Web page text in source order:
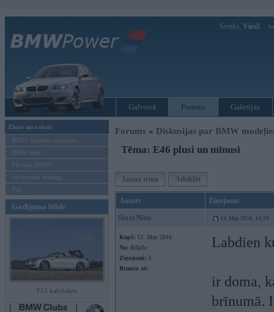
Sveiks, Viesi!
Galvenā Forums Galerijas
Ziņas un raksti
BMW modeļu jaunumi
BMW testi
Mēneša BMW
Sērijveida tūnings
Vel...
Gadījuma bilde
F13 kabriolets
Forums » Diskusijas par BMW
Tēma: E46 plusi un mīnusi
Jauna tēma Atbildēt
Autors Ziņojums
SixtyNine 13. May 2016, 14:26
Kopš: 13. May 2016
No: Ikšķile
Ziņojumi: 3
Braucu ar:
Labdien
ir doma,
brīnumā.